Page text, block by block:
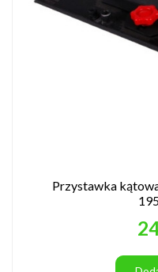
Przystawka